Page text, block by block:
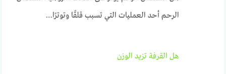
الرحم أحد العمليات التي تسبب قلقًا وتوترًا…
هل القرفة تزيد الوزن